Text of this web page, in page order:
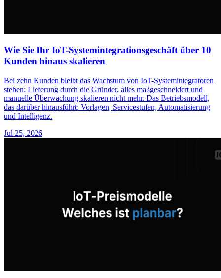
Wie Sie Ihr IoT-Systemintegrationsgeschäft über 10
Kunden hinaus skalieren
Bei zehn Kunden bleibt das Wachstum von IoT-Systemintegratoren
stehen: Lieferung durch die Gründer, alles maßgeschneidert und
manuelle Überwachung skalieren nicht mehr. Das Betriebsmodell,
das darüber hinausführt: Vorlagen, Servicestufen, Automatisierung
und Intelligenz.
Jul 25, 2026